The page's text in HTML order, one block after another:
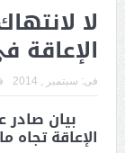
لا
فى: سبتمبر , 2014
بيان
الإعاقة